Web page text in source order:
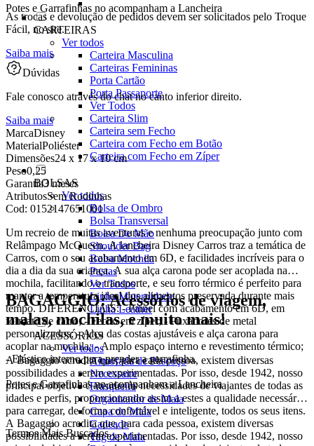
CARTEIRAS
Ver todos
Carteira Masculina
Carteiras Femininas
Porta Cartão
Porta Passaporte
Ver Todos
Carteira Slim
Carteira sem Fecho
Carteira com Fecho em Botão
Carteira com Fecho em Zíper
BOLSAS
Ver todos
Bolsa de Ombro
Bolsa Transversal
Bolsa De Mão
Shoulder Bag
Bolsa Mochila
Pastas
Ver Todos
Linha Maternidade
Linha Leather
ACESSÓRIOS
Ver todos
Almofada de Pescoço
Necessaire
Frasqueira
Organizador de Mala
Capa de Mala
Cadeado
Tag de Mala
Potes e Garrafinhas no acompanham a Lancheira
As trocas e devolução de pedidos devem ser solicitados pelo Troque
Fácil, no site.
Saiba mais
Dúvidas
Fale conosco através do chat no canto inferior direito.
Saiba mais
MarcaDisney
MaterialPoliéster
Dimensões24 x 17 x 10 cm
Peso0,25
Garantia3 meses
AtributosSem Rodinhas
Cod: 0152147651001
Um recreio de muitas aventuras e nenhuma preocupação junto com
Relâmpago McQueen. A lancheira Disney Carros traz a temática de
Carros, com o seu acabamento em 6D, e facilidades incríveis para o
dia a dia da sua criança. A sua alça carona pode ser acoplada na
mochila, facilitando o transporte, e seu forro térmico é perfeito para
manter a temperatura ideal dos alimentos preservada durante mais
tempo. DIFERENCIAIS: - Painel com acabamento em 6D, em
formato de carro; - Fecho em zíper; - Puxadores de metal
personalizados; - Alça das costas ajustáveis e alça carona para
acoplar na mochila; - Amplo espaço interno e revestimento térmico;
- Elástico interno para prender a garrafinha.
Potes e Garrafinhas no acompanham a Lancheira
BAGAGGIO: Acessórios de viagem,
malas, mochilas, e muito mais!
A Bagaggio acredita que, para cada pessoa, existem diversas
possibilidades a serem experimentadas. Por isso, desde 1942, nosso
principal objetivo é atender às necessidades de viajantes de todas as
idades e perfis, proporcionando assim a estes a qualidade necessária
para carregar, de forma confortável e inteligente, todos os seus itens.
A Bagaggio acredita que, para cada pessoa, existem diversas
possibilidades a serem experimentadas. Por isso, desde 1942, nosso
Termos Mais Buscados